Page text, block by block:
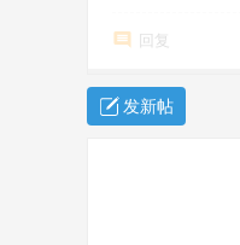
回复
发新帖